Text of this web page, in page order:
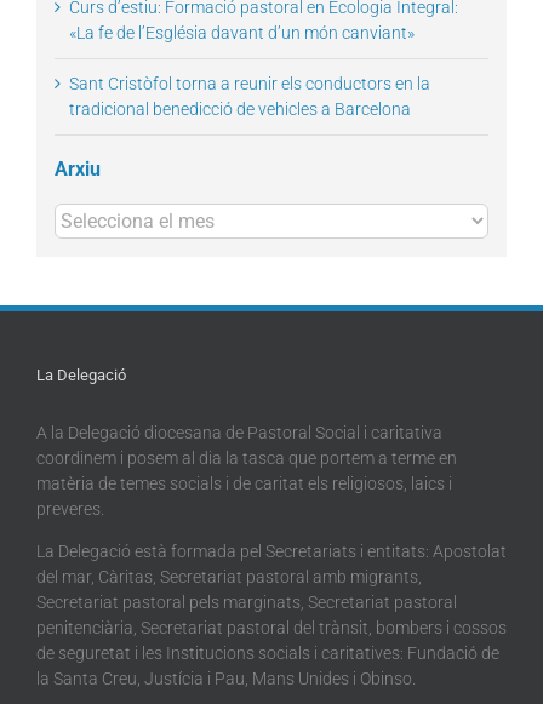
Curs d’estiu: Formació pastoral en Ecologia Integral:
«La fe de l’Església davant d’un món canviant»
Sant Cristòfol torna a reunir els conductors en la
tradicional benedicció de vehicles a Barcelona
Arxiu
Arxius
La Delegació
A la Delegació diocesana de Pastoral Social i caritativa
coordinem i posem al dia la tasca que portem a terme en
matèria de temes socials i de caritat els religiosos, laics i
preveres.
La Delegació està formada pel Secretariats i entitats: Apostolat
del mar, Càritas, Secretariat pastoral amb migrants,
Secretariat pastoral pels marginats, Secretariat pastoral
penitenciària, Secretariat pastoral del trànsit, bombers i cossos
de seguretat i les Institucions socials i caritatives: Fundació de
la Santa Creu, Justícia i Pau, Mans Unides i Obinso.